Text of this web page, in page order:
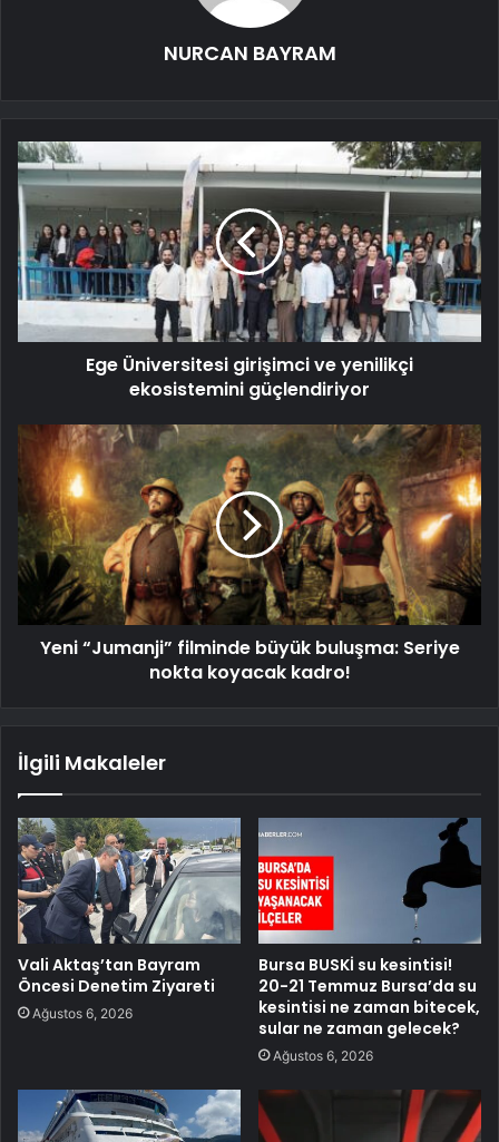
NURCAN BAYRAM
Ege Üniversitesi girişimci ve yenilikçi
ekosistemini güçlendiriyor
Yeni “Jumanji” filminde büyük buluşma: Seriye
nokta koyacak kadro!
İlgili Makaleler
Vali Aktaş’tan Bayram
Öncesi Denetim Ziyareti
Ağustos 6, 2026
Bursa BUSKİ su kesintisi!
20-21 Temmuz Bursa’da su
kesintisi ne zaman bitecek,
sular ne zaman gelecek?
Ağustos 6, 2026